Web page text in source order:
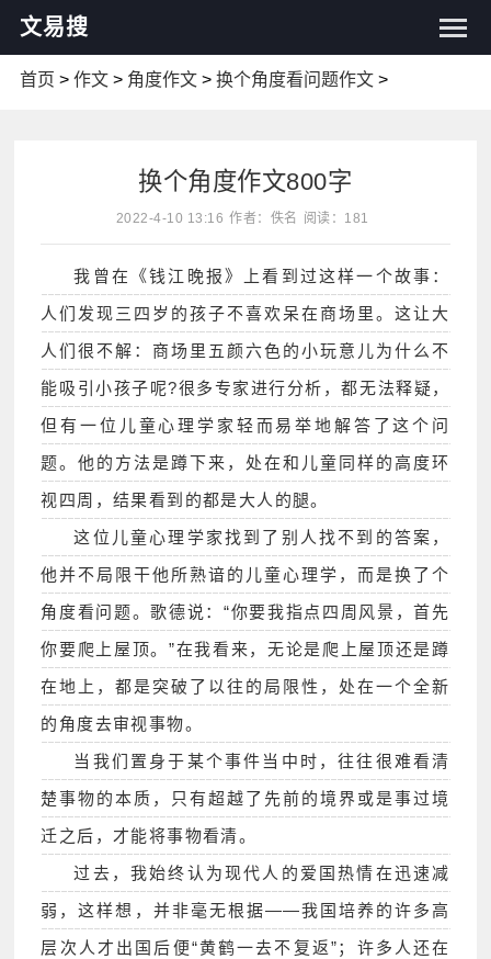
文易搜
首页 > 作文> 角度作文> 换个角度看问题作文>
换个角度作文800字
2022-4-10 13:16 作者：佚名 阅读：181
我曾在《钱江晚报》上看到过这样一个故事：
人们发现三四岁的孩子不喜欢呆在商场里。这让大
人们很不解：商场里五颜六色的小玩意儿为什么不
能吸引小孩子呢?很多专家进行分析，都无法释疑，
但有一位儿童心理学家轻而易举地解答了这个问
题。他的方法是蹲下来，处在和儿童同样的高度环
视四周，结果看到的都是大人的腿。
这位儿童心理学家找到了别人找不到的答案，
他并不局限干他所熟谙的儿童心理学，而是换了个
角度看问题。歌德说：“你要我指点四周风景，首先
你要爬上屋顶。”在我看来，无论是爬上屋顶还是蹲
在地上，都是突破了以往的局限性，处在一个全新
的角度去审视事物。
当我们置身于某个事件当中时，往往很难看清
楚事物的本质，只有超越了先前的境界或是事过境
迁之后，才能将事物看清。
过去，我始终认为现代人的爱国热情在迅速减
弱，这样想，并非毫无根据――我国培养的许多高
层次人才出国后便“黄鹤一去不复返”；许多人还在